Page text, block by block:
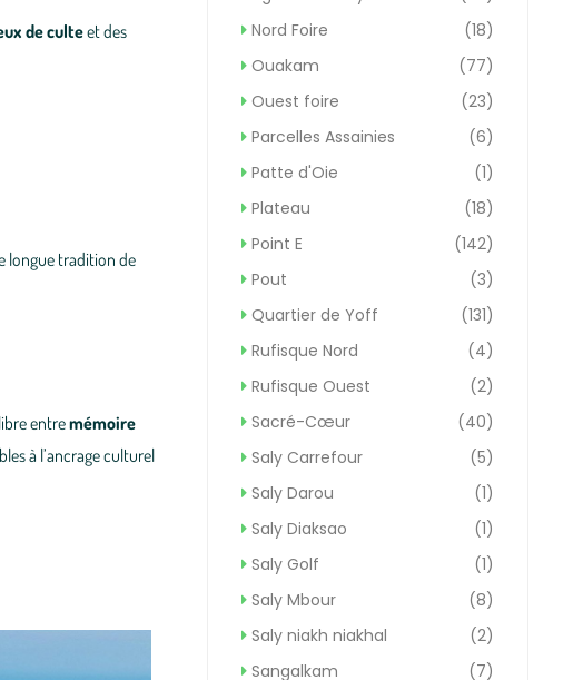
de culteet des
longue tradition de
entremémoire
à l’ancrage culturel
Nord Foire
(18)
Ouakam
(77)
Ouest foire
(23)
Parcelles Assainies
(6)
Patte d'Oie
(1)
Plateau
(18)
Point E
(142)
Pout
(3)
Quartier de Yoff
(131)
Rufisque Nord
(4)
Rufisque Ouest
(2)
Sacré-Cœur
(40)
Saly Carrefour
(5)
Saly Darou
(1)
Saly Diaksao
(1)
Saly Golf
(1)
Saly Mbour
(8)
Saly niakh niakhal
(2)
Sangalkam
(7)